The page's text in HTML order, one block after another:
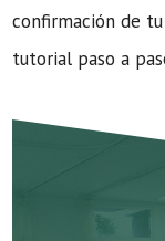
confirmación de
tutorial paso a